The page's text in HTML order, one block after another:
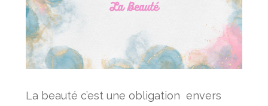
La beauté c’est une obligation envers